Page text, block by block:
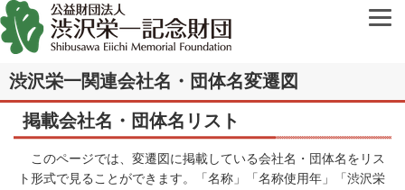
渋沢栄一関連会社名・団体名変遷図
掲載会社名・団体名リスト
このページでは、変遷図に掲載している会社名・団体名をリス
ト形式で見ることができます。「名称」「名称使用年」「渋沢栄